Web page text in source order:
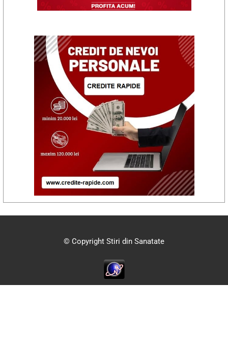
© Copyright Stiri din Sanatate